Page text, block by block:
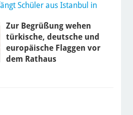
Schüler aus Istanbul in
Zur Begrüßung wehen
türkische, deutsche und
europäische Flaggen vor
dem Rathaus